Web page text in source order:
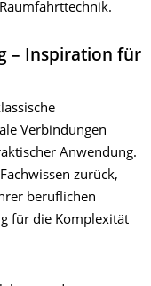
– Inspiration für
Verbindungen
Anwendung.
zurück,
beruflichen
für die Komplexität